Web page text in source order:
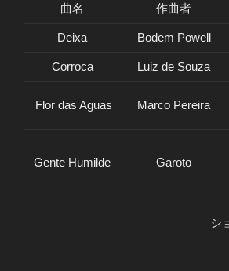
曲名 作曲者
Deixa Bodem Powell
Corroca Luiz de Souza
Flor das Aguas Marco Pereira
Gente Humilde Garoto
シ